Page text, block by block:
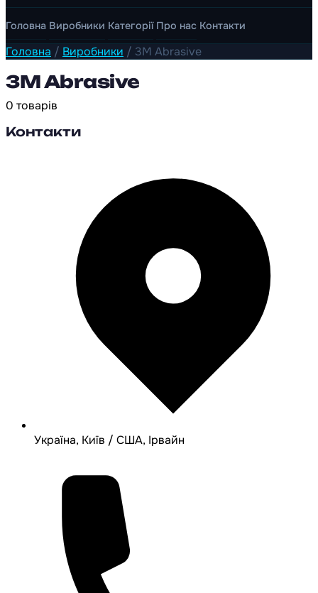
Головна Виробники Категорії Про нас Контакти
Головна / Виробники / 3M Abrasive
3M Abrasive
0 товарів
Контакти
Україна, Київ / США, Ірвайн